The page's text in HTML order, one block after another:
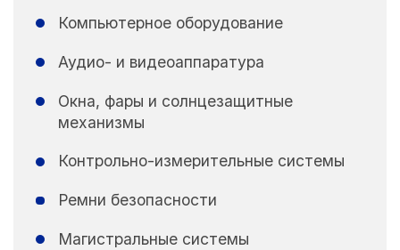
Компьютерное оборудование
Аудио- и видеоаппаратура
Окна, фары и солнцезащитные
механизмы
Контрольно-измерительные системы
Ремни безопасности
Магистральные системы